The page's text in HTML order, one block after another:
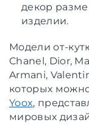
декор
изделии.
Модели от-
Chanel, Dior,
Armani,
которых
Yoox,
мировых